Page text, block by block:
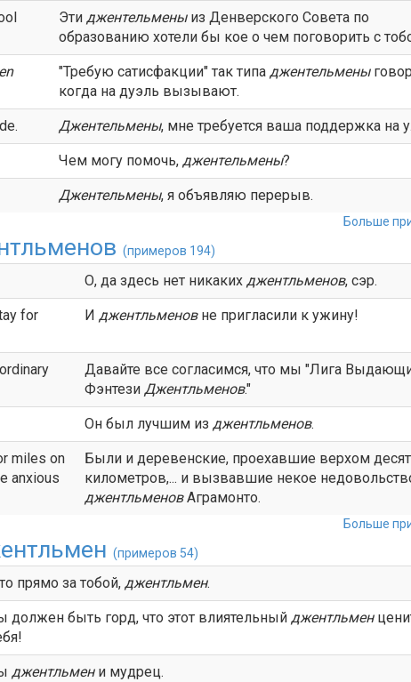
Эти джентельменыиз Денверского Совета по
образованию хотели бы кое о чем поговорить с
"Требую сатисфакции" так типа джентельмены
когда на дуэль вызывают.
Джентельмены, мне требуется ваша поддержка на
Чем могу помочь, джентельмены?
Джентельмены, я объявляю перерыв.
Больше
(примеров 194)
О, да здесь нет никаких джентльменов, сэр.
for
И джентльменовне пригласили к ужину!
Давайте все согласимся, что мы "Лига
Фэнтези Джентльменов."
Он был лучшим из джентльменов.
miles on
anxious
Были и деревенские, проехавшие верхом
километров,... и вызвавшие некое
джентльменовАграмонто.
Больше
(примеров 54)
прямо за тобой, джентльмен.
должен быть горд, что этот влиятельный джентльмен
джентльмени мудрец.